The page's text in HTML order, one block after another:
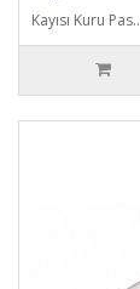
Kayısı Kuru Pas..